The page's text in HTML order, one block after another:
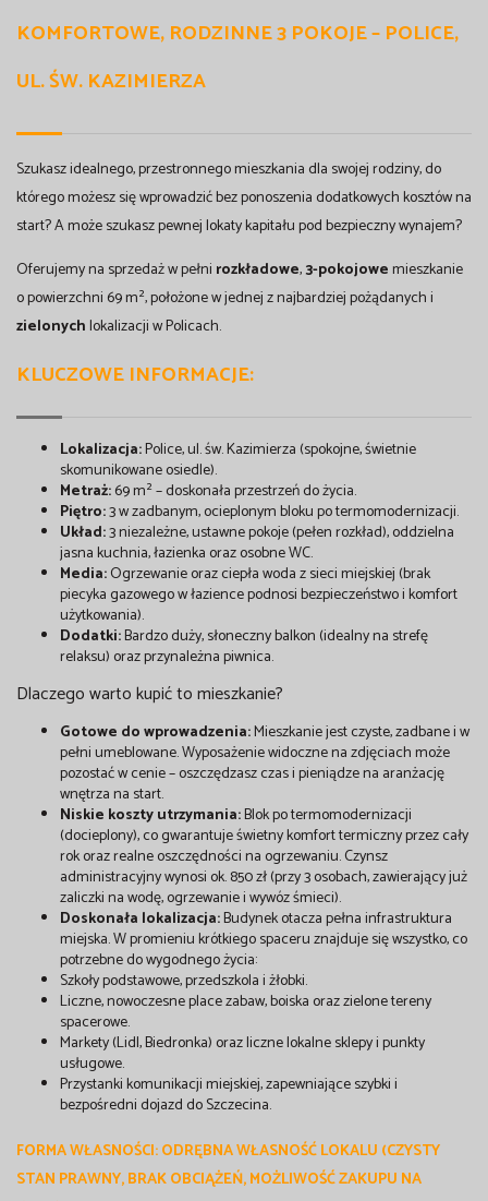
KOMFORTOWE, RODZINNE 3 POKOJE – POLICE,
UL. ŚW. KAZIMIERZA
Szukasz idealnego, przestronnego mieszkania dla swojej rodziny, do
którego możesz się wprowadzić bez ponoszenia dodatkowych kosztów na
start? A może szukasz pewnej lokaty kapitału pod bezpieczny wynajem?
Oferujemy na sprzedaż w pełni rozkładowe,3-pokojowemieszkanie
o powierzchni 69 m², położone w jednej z najbardziej pożądanych i
zielonychlokalizacji w Policach.
KLUCZOWE INFORMACJE:
Lokalizacja:Police, ul. św. Kazimierza (spokojne, świetnie
skomunikowane osiedle).
Metraż:69 m² – doskonała przestrzeń do życia.
Piętro:3 w zadbanym, ocieplonym bloku po termomodernizacji.
Układ:3 niezależne, ustawne pokoje (pełen rozkład), oddzielna
jasna kuchnia, łazienka oraz osobne WC.
Media:Ogrzewanie oraz ciepła woda z sieci miejskiej (brak
piecyka gazowego w łazience podnosi bezpieczeństwo i komfort
użytkowania).
Dodatki:Bardzo duży, słoneczny balkon (idealny na strefę
relaksu) oraz przynależna piwnica.
Dlaczego warto kupić to mieszkanie?
Gotowe do wprowadzenia:Mieszkanie jest czyste, zadbane i w
pełni umeblowane. Wyposażenie widoczne na zdjęciach może
pozostać w cenie – oszczędzasz czas i pieniądze na aranżację
wnętrza na start.
Niskie koszty utrzymania:Blok po termomodernizacji
(docieplony), co gwarantuje świetny komfort termiczny przez cały
rok oraz realne oszczędności na ogrzewaniu. Czynsz
administracyjny wynosi ok. 850 zł (przy 3 osobach, zawierający już
zaliczki na wodę, ogrzewanie i wywóz śmieci).
Doskonała lokalizacja:Budynek otacza pełna infrastruktura
miejska. W promieniu krótkiego spaceru znajduje się wszystko, co
potrzebne do wygodnego życia:
Szkoły podstawowe, przedszkola i żłobki.
Liczne, nowoczesne place zabaw, boiska oraz zielone tereny
spacerowe.
Markety (Lidl, Biedronka) oraz liczne lokalne sklepy i punkty
usługowe.
Przystanki komunikacji miejskiej, zapewniające szybki i
bezpośredni dojazd do Szczecina.
FORMA WŁASNOŚCI:ODRĘBNA WŁASNOŚĆ LOKALU (CZYSTY
STAN PRAWNY, BRAK OBCIĄŻEŃ, MOŻLIWOŚĆ ZAKUPU NA